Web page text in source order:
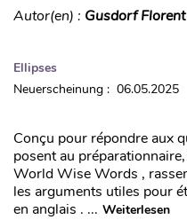
Autor(en) : Gusdorf Florent
Ellipses
Neuerscheinung : 06.05.2025
Conçu pour répondre aux
posent au
World Wise Words ,
les arguments utiles pour
en anglais . ... Weiterlesen